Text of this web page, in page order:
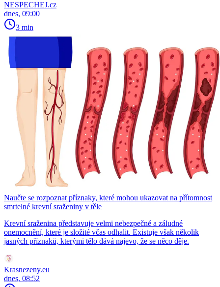
NESPECHEJ.cz
dnes, 09:00
3 min
Naučte se rozpoznat příznaky, které mohou ukazovat na přítomnost
smrtelné krevní sraženiny v těle
Krevní sraženina představuje velmi nebezpečné a záludné
onemocnění, které je složité včas odhalit. Existuje však několik
jasných příznaků, kterými tělo dává najevo, že se něco děje.
Krasnezeny.eu
dnes, 08:52